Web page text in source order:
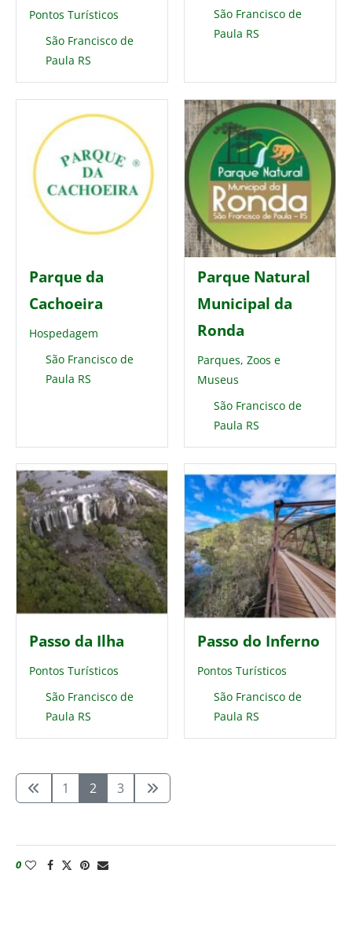
Pontos Turísticos
São Francisco de
Paula RS
São Francisco de
Paula RS
Parque da
Cachoeira
Hospedagem
São Francisco de
Paula RS
Parque Natural
Municipal da
Ronda
Parques, Zoos e
Museus
São Francisco de
Paula RS
Passo da Ilha
Pontos Turísticos
São Francisco de
Paula RS
Passo do Inferno
Pontos Turísticos
São Francisco de
Paula RS
1 2 3
0